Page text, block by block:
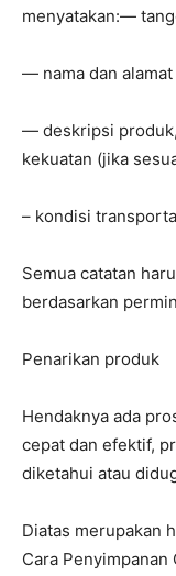
menyatakan:—
— nama dan
— deskripsi
kekuatan (jika
– kondisi
Semua catatan
berdasarkan
Penarikan produk
Hendaknya ada
cepat dan efektif,
diketahui atau
Diatas merupakan
Cara Penyimpanan